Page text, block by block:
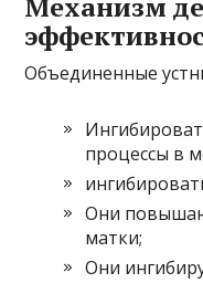
Объединенные
процессы в
Они
матки;
Они